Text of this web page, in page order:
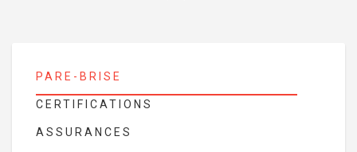
PARE-BRISE
CERTIFICATIONS
ASSURANCES